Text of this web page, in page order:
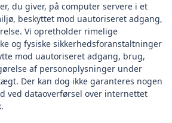
du giver, på computer servere i et
beskyttet mod uautoriseret adgang,
Vi opretholder rimelige
og fysiske sikkerhedsforanstaltninger
mod uautoriseret adgang, brug,
af personoplysninger under
Der kan dog ikke garanteres nogen
ved dataoverførsel over internettet